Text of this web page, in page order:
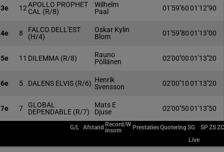
3e 12APOLLO PROPHET
CAL (R/8)
Wilhelm
Paal
01'59''6001'12''90
4e 8
FALCO DELL'EST
(H/4)
Oskar Kylin
Blom
01'59''8001'13''00
5e 11 DILEMMA (R/8)
Rauno
Pöllänen
02'00''0001'13''20
6e 5 DALENS ELVIS (R/6) Henrik
Svensson
02'00''1001'13''20
7e 7
GLOBAL
DEPENDABLE (R/7)
Mats E
Djuse
02'00''5001'13''50
G/L Afstand Record/W
insom
PrestatiesQuoteringSG SPZSZC
Live